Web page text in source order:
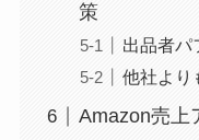
策
出品者パ
他社より
Amazon売上